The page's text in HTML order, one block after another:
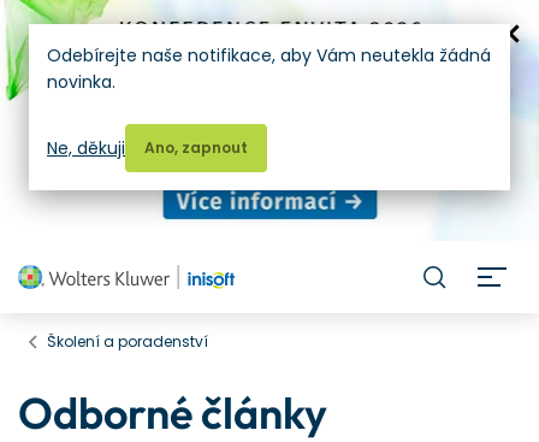
Školení a poradenství
Odborné články
Odebírejte naše notifikace, aby Vám neutekla žádná
novinka.
Ano, zapnout
Ne, děkuji